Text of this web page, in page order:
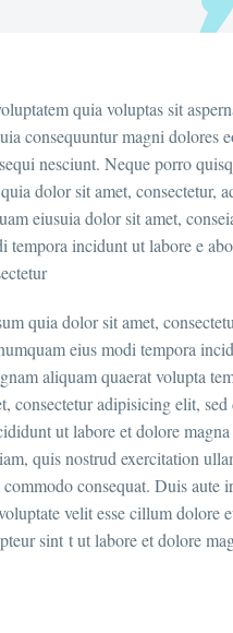
quia voluptas sit
consequuntur magni dolores
nesciunt. Neque porro
dolor sit amet, consectetur,
eiusuia dolor sit amet,
tempora incidunt ut labore e
quia dolor sit amet,
eius modi tempora
aliquam quaerat volupta
consectetur adipisicing elit, sed
ut labore et dolore
quis nostrud exercitation
consequat. Duis aute
velit esse cillum dolore
sint t ut labore et dolore